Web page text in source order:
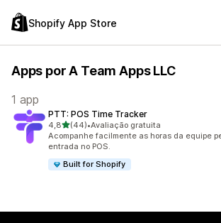
Shopify App Store
Apps por A Team Apps LLC
1 app
PTT: POS Time Tracker
4,8de 5 estrelas
(44)
44 avaliações ao todo
•Avaliação gratuita
Acompanhe facilmente as horas da equipe
entrada no POS.
Built for Shopify